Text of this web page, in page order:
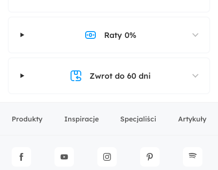
Raty 0%
Zwrot do 60 dni
Produkty Inspiracje Specjaliści Artykuły